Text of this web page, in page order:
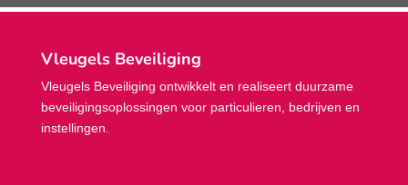
Vleugels Beveiliging
Vleugels Beveiliging ontwikkelt en realiseert duurzame
beveiligings­oplossingen voor particulieren, bedrijven en
instellingen.